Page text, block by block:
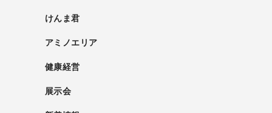
けんま君
アミノエリア
健康経営
展示会